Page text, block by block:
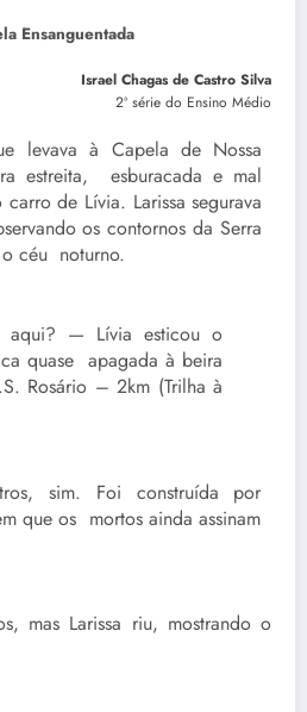
Ensanguentada
Israel Chagas de Castro Silva
2ª série do Ensino Médio
levava à Capela de Nossa
estreita, esburacada e mal
de Lívia. Larissa segurava
os contornos da Serra
céu noturno.
aqui? — Lívia esticou o
quase apagada à beira
Rosário – 2km (Trilha à
sim. Foi construída por
que os mortos ainda assinam
mas Larissa riu, mostrando o